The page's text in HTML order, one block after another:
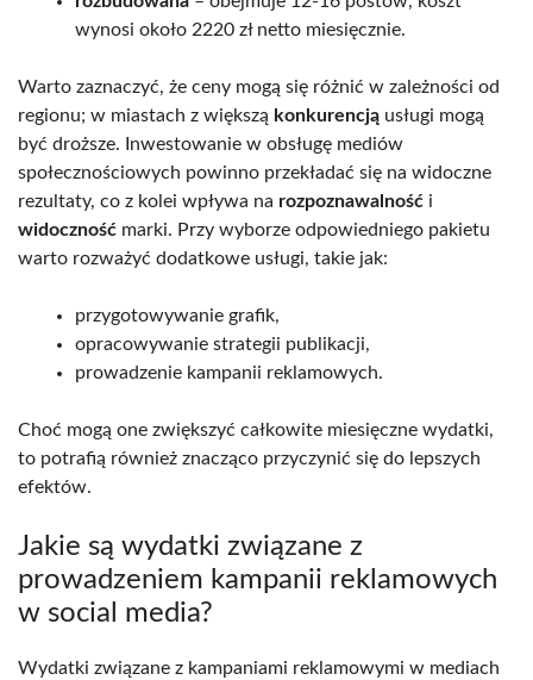
wynosi około 2220 zł netto miesięcznie.
Warto zaznaczyć, że ceny mogą się różnić w zależności od
regionu; w miastach z większą konkurencją usługi mogą
być droższe. Inwestowanie w obsługę mediów
społecznościowych powinno przekładać się na widoczne
rezultaty, co z kolei wpływa na rozpoznawalność i
widoczność marki. Przy wyborze odpowiedniego pakietu
warto rozważyć dodatkowe usługi, takie jak:
przygotowywanie grafik,
opracowywanie strategii publikacji,
prowadzenie kampanii reklamowych.
Choć mogą one zwiększyć całkowite miesięczne wydatki,
to potrafią również znacząco przyczynić się do lepszych
efektów.
Jakie są wydatki związane z
prowadzeniem kampanii reklamowych
w social media?
Wydatki związane z kampaniami reklamowymi w mediach